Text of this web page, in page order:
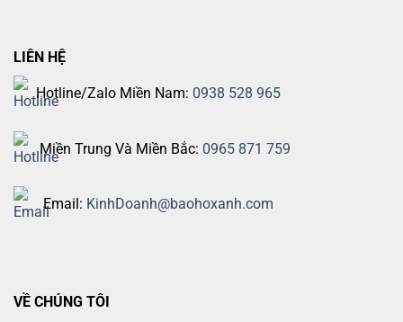
LIÊN HỆ
Hotline/Zalo Miền Nam: 0938 528 965
Miền Trung Và Miền Bắc: 0965 871 759
Email: KinhDoanh@baohoxanh.com
VỀ CHÚNG TÔI